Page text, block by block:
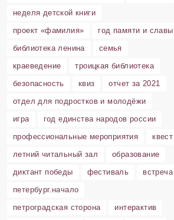
неделя детской книги
проект «фамилия»
год памяти и славы
библиотека ленина
семья
краеведение
троицкая библиотека
безопасность
квиз
отчет за 2021
отдел для подростков и молодёжи
игра
год единства народов россии
профессиональные мероприятия
квест
летний читальный зал
образование
диктант победы
фестиваль
встреча
петербург.начало
петроградская сторона
интерактив